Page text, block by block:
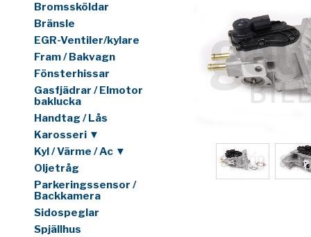
Bromssköldar
Bränsle
EGR-Ventiler/kylare
Fram / Bakvagn
Fönsterhissar
Gasfjädrar / Elmotor
baklucka
Handtag / Lås
Karosseri ▼
Kyl / Värme / Ac ▼
Oljetråg
Parkeringssensor /
Backkamera
Sidospeglar
Spjällhus